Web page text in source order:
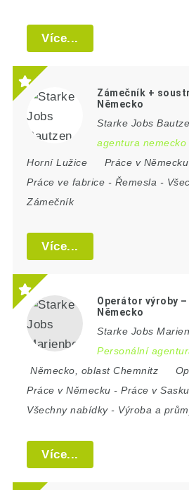
Více...
Zámečník +
Německo
Starke Jobs
agentura nemecko
Horní Lužice
Práce v Německu
Práce ve fabrice - Řemesla -
Zámečník
Více...
Operátor výroby
Německo
Starke Jobs
Personální
Německo
oblast Chemnitz
Práce v Německu -Práce v Sasku
Všechny nabídky- Výroba a
Více...